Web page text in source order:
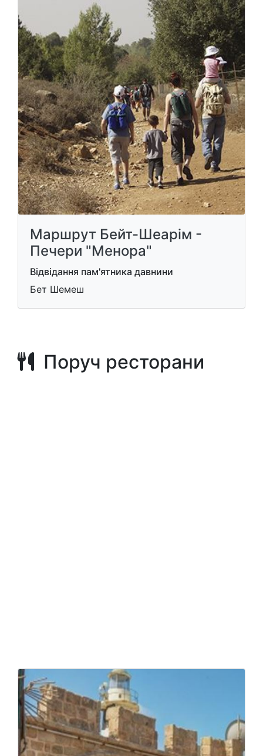
Маршрут Бейт-Шеарім -
Печери "Менора"
Відвідання пам'ятника давнини
Бет Шемеш
Поруч ресторани